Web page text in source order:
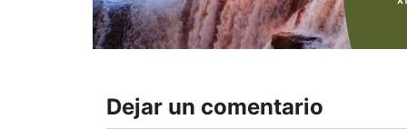
Dejar un comentario